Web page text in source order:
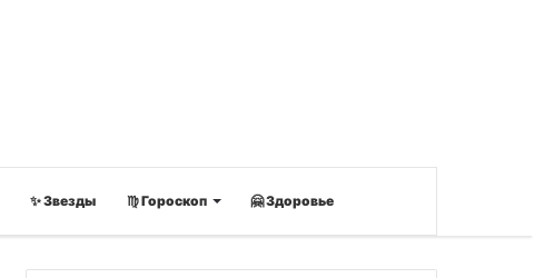
✨ Звезды ♍ Гороскоп 🤗 Здоровье